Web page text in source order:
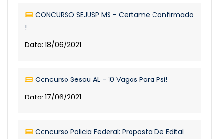
CONCURSO SEJUSP MS - Certame Confirmado
!
Data: 18/06/2021
Concurso Sesau AL - 10 Vagas Para Psi!
Data: 17/06/2021
Concurso Policia Federal: Proposta De Edital